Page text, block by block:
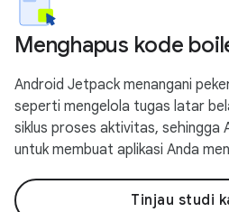
Menghapus kode
Android Jetpack menangani
seperti mengelola tugas latar
siklus proses aktivitas, sehingga
untuk membuat aplikasi Anda
Tinjau studi